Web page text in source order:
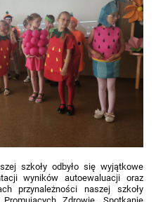
szkoły odbyło się wyjątkowe
wyników autoewaluacji oraz
przynależności naszej szkoły